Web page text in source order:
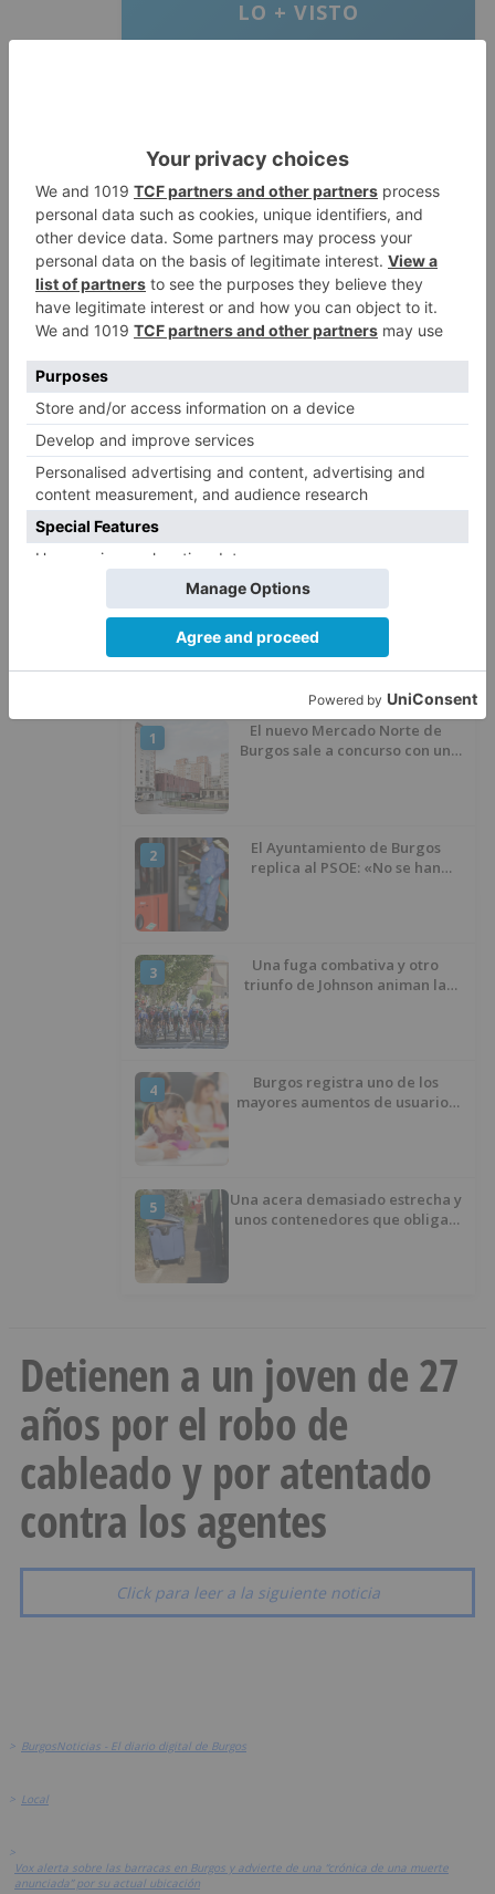
LO + VISTO
2
Calor y posibles tormentas en
Burgos durante el eclipse del 12
de agosto
3
Santiago Lencina, nuevo
refuerzo del Burgos CF para la
temporada 2026/27
4
El Burgos CF anuncia que Álex
Lizancos ha sido operado con
éxito del menisco de su rodilla
izquierda
5
hachís, cocaína y marihuana
ocultos en su vehículo
LO ÚLTIMO
1
El nuevo Mercado Norte de
Burgos sale a concurso con un
2
El Ayuntamiento de Burgos
replica al PSOE: «No se han
3
Una fuga combativa y otro
triunfo de Johnson animan la
4
Burgos registra uno de los
mayores aumentos de usuarios
5
Una acera demasiado estrecha y
unos contenedores que obligan
Detienen a un joven de 27
años por el robo de
cableado y por atentado
contra los agentes
Click para leer a la siguiente noticia
> BurgosNoticias - El diario digital de Burgos
> Local
>
Vox alerta sobre las barracas en Burgos y advierte de una “crónica de una muerte
anunciada” por su actual ubicación